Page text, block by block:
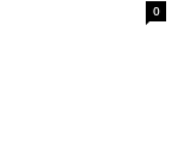
0